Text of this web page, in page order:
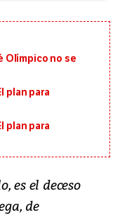
Olímpico no se
plan para
plan para
es el deceso
de